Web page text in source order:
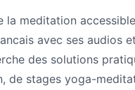
la meditation
avec ses audios
des solutions
de stages yoga-